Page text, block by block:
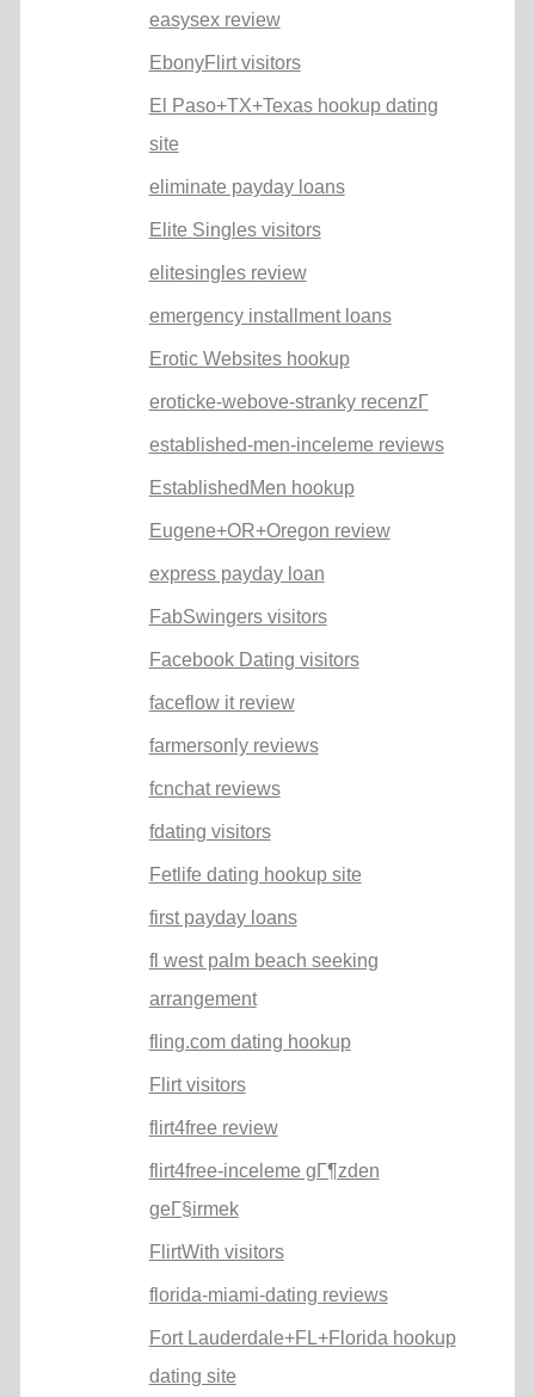
easysex review
EbonyFlirt visitors
El Paso+TX+Texas hookup dating
site
eliminate payday loans
Elite Singles visitors
elitesingles review
emergency installment loans
Erotic Websites hookup
eroticke-webove-stranky recenzГ­
established-men-inceleme reviews
EstablishedMen hookup
Eugene+OR+Oregon review
express payday loan
FabSwingers visitors
Facebook Dating visitors
faceflow it review
farmersonly reviews
fcnchat reviews
fdating visitors
Fetlife dating hookup site
first payday loans
fl west palm beach seeking
arrangement
fling.com dating hookup
Flirt visitors
flirt4free review
flirt4free-inceleme gГ¶zden
geГ§irmek
FlirtWith visitors
florida-miami-dating reviews
Fort Lauderdale+FL+Florida hookup
dating site